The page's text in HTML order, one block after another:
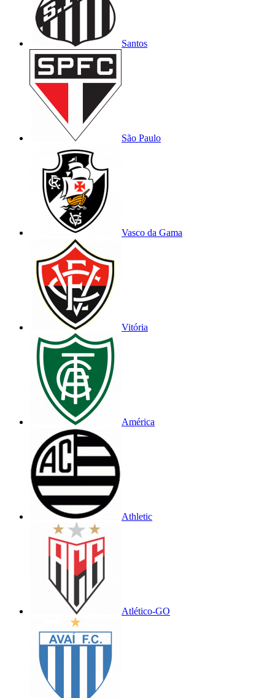
Santos
São Paulo
Vasco da Gama
Vitória
América
Athletic
Atlético-GO